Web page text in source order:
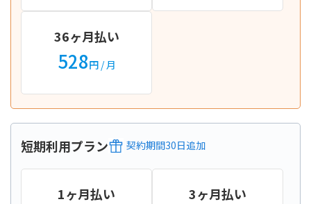
36ヶ月払い
528円/ 月
短期利用プラン 契約期間30日追加
1ヶ月払い 3ヶ月払い